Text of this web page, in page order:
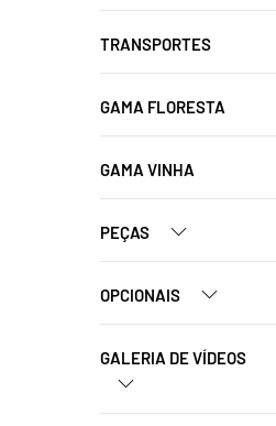
TRANSPORTES
GAMA FLORESTA
GAMA VINHA
PEÇAS
OPCIONAIS
GALERIA DE VÍDEOS